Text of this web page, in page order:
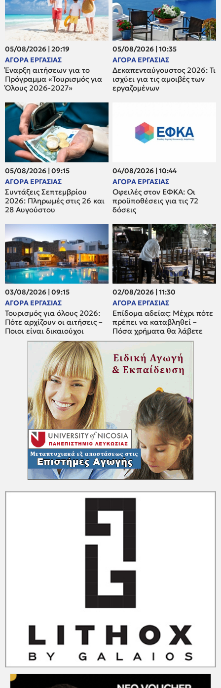
05/08/2026 | 20:19
ΑΓΟΡΑ ΕΡΓΑΣΙΑΣ
Έναρξη αιτήσεων για το
Πρόγραμμα «Τουρισμός για
Όλους 2026-2027»
05/08/2026 | 10:35
ΑΓΟΡΑ ΕΡΓΑΣΙΑΣ
Δεκαπενταύγουστος 2026: Τι
ισχύει για τις αμοιβές των
εργαζομένων
05/08/2026 | 09:15
ΑΓΟΡΑ ΕΡΓΑΣΙΑΣ
Συντάξεις Σεπτεμβρίου
2026: Πληρωμές στις 26 και
28 Αυγούστου
04/08/2026 | 10:44
ΑΓΟΡΑ ΕΡΓΑΣΙΑΣ
Οφειλές στον ΕΦΚΑ: Οι
προϋποθέσεις για τις 72
δόσεις
03/08/2026 | 09:15
ΑΓΟΡΑ ΕΡΓΑΣΙΑΣ
Τουρισμός για όλους 2026:
Πότε αρχίζουν οι αιτήσεις –
Ποιοι είναι δικαιούχοι
02/08/2026 | 11:30
ΑΓΟΡΑ ΕΡΓΑΣΙΑΣ
Επίδομα αδείας: Μέχρι πότε
πρέπει να καταβληθεί –
Πόσα χρήματα θα λάβετε